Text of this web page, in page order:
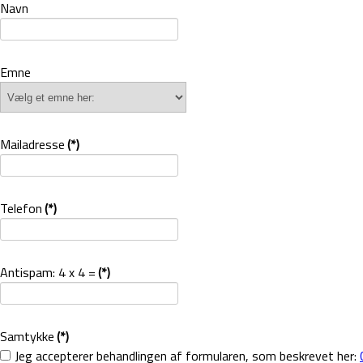
Navn
Emne
Mailadresse(*)
Telefon(*)
Antispam: 4 x 4 =(*)
Samtykke(*)
Jeg accepterer behandlingen af formularen, som beskrevet her: